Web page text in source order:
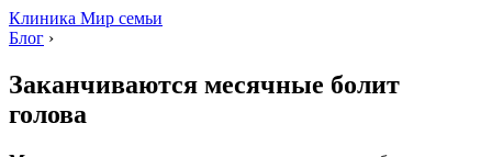
Клиника Мир семьи
Блог ›
Заканчиваются месячные болит
голова